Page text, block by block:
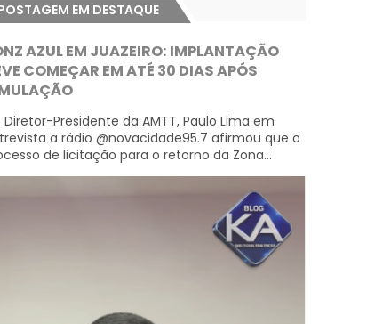
EM DESTAQUE
AZUL EM JUAZEIRO: IMPLANTAÇÃO
COMEÇAR EM ATÉ 30 DIAS APÓS
Diretor-Presidente da AMTT, Paulo Lima em
a rádio @novacidade95.7 afirmou que o
de licitação para o retorno da Zona...